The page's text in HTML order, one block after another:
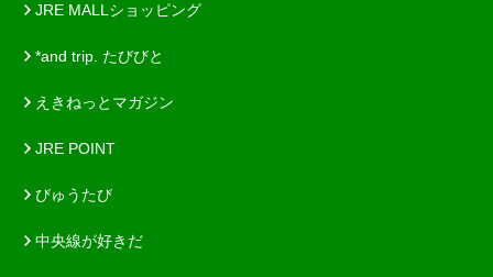
JRE MALLショッピング
*and trip. たびびと
えきねっとマガジン
JRE POINT
びゅうたび
中央線が好きだ